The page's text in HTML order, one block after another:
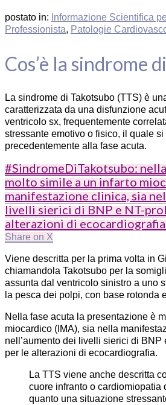
postato in: Informazione Scientifica
Professionista, Patologie
Cos’è la sindrome
La sindrome di Takotsubo (TTS) è
caratterizzata da una disfunzione
ventricolo sx, frequentemente
stressante emotivo o fisico, il quale si
precedentemente alla fase acuta.
#SindromeDiTakotsubo:
molto simile a un infarto
manifestazione clinica, sia
livelli sierici di BNP e NT-
alterazioni di
Share on X
Viene descritta per la prima volta in
chiamandola Takotsubo per la
assunta dal ventricolo sinistro a uno
la pesca dei polpi, con base rotonda
Nella fase acuta la presentazione è
miocardico (IMA), sia nella
nell’aumento dei livelli sierici di BNP
per le alterazioni di ecocardiografia.
La TTS viene anche descritta
cuore infranto o cardiomiopatia
quanto una situazione